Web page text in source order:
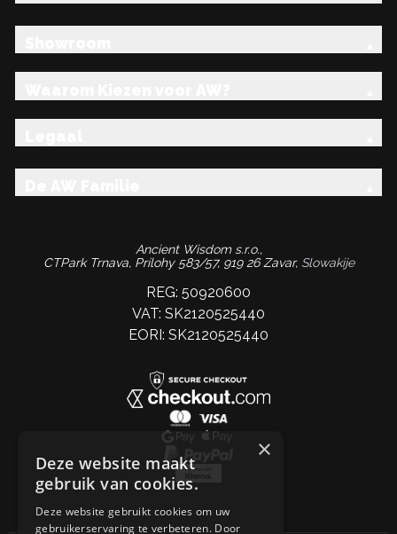
Ancient Wisdom s.r.o.,
CTPark Trnava, Prílohy 583/57, 919 26 Zavar, Slowakije
REG: 50920600
VAT: SK2120525440
EORI: SK2120525440
×
Deze website maakt
gebruik van cookies.
Deze website gebruikt cookies om uw
gebruikerservaring te verbeteren. Door